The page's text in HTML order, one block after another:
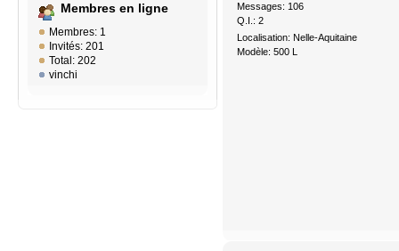
Membres en ligne
Membres: 1
Invités: 201
Total: 202
vinchi
Messages: 106
Q.I.: 2
Localisation: Nelle-Aquitaine
Modèle: 500 L